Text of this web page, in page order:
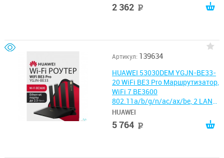
2 362
Артикул: 139634
HUAWEI 53030DEM YGJN-BE33-
20 WiFi BE3 Pro Маршрутизатор,
WiFi 7 BE3600
802.11a/b/g/n/ac/ax/be, 2 LAN
10/100/1000M/2500M, 2 LAN
10/100/1000M
HUAWEI
5 764